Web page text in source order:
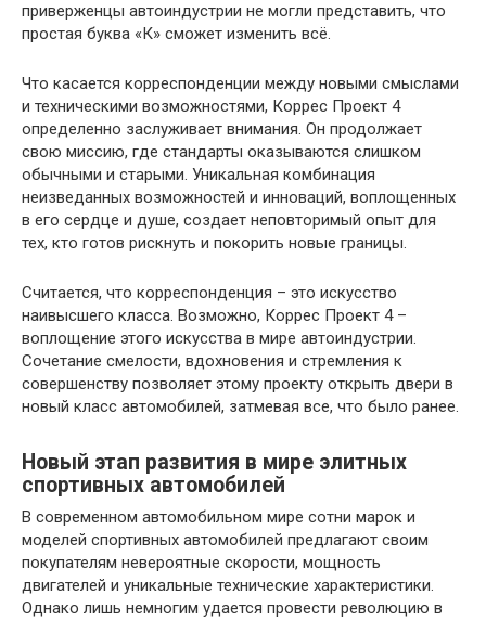
приверженцы автоиндустрии не могли представить, что
простая буква «К» сможет изменить всё.
Что касается корреспонденции между новыми смыслами
и техническими возможностями, Коррес Проект 4
определенно заслуживает внимания. Он продолжает
свою миссию, где стандарты оказываются слишком
обычными и старыми. Уникальная комбинация
неизведанных возможностей и инноваций, воплощенных
в его сердце и душе, создает неповторимый опыт для
тех, кто готов рискнуть и покорить новые границы.
Считается, что корреспонденция – это искусство
наивысшего класса. Возможно, Коррес Проект 4 –
воплощение этого искусства в мире автоиндустрии.
Сочетание смелости, вдохновения и стремления к
совершенству позволяет этому проекту открыть двери в
новый класс автомобилей, затмевая все, что было ранее.
Новый этап развития в мире элитных
спортивных автомобилей
В современном автомобильном мире сотни марок и
моделей спортивных автомобилей предлагают своим
покупателям невероятные скорости, мощность
двигателей и уникальные технические характеристики.
Однако лишь немногим удается провести революцию в